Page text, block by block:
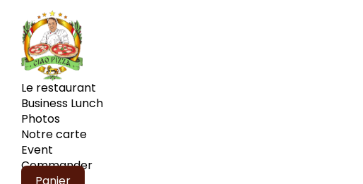
Le restaurant
Business Lunch
Photos
Notre carte
Event
Commander